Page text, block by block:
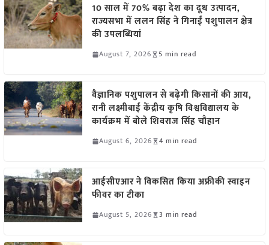
10 साल में 70% बढ़ा देश का दूध उत्पादन,
राज्यसभा में ललन सिंह ने गिनाईं पशुपालन क्षेत्र
की उपलब्धियां
August 7, 2026 5 min read
वैज्ञानिक पशुपालन से बढ़ेगी किसानों की आय,
रानी लक्ष्मीबाई केंद्रीय कृषि विश्वविद्यालय के
कार्यक्रम में बोले शिवराज सिंह चौहान
August 6, 2026 4 min read
आईसीएआर ने विकसित किया अफ्रीकी स्वाइन
फीवर का टीका
August 5, 2026 3 min read